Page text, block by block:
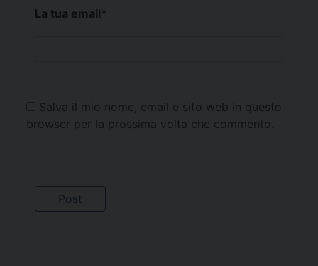
La tua email*
Salva il mio nome, email e sito web in questo
browser per la prossima volta che commento.